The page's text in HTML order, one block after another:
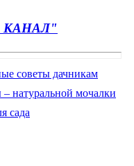
КАНАЛ"
советы дачникам
натуральной мочалки
сада